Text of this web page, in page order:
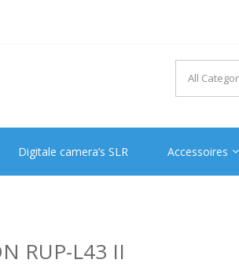
Digitale camera’s SLR Accessoires
RUP-L43 II